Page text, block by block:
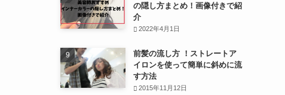
の隠し方まとめ！画像付きで紹
介
2022年4月1日
前髪の流し方 ！ストレートア
イロンを使って簡単に斜めに流
す方法
2015年11月12日